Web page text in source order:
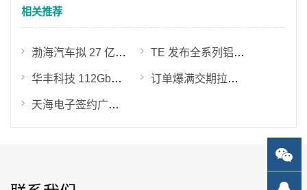
相关推荐
渤海汽车拟 27 亿元收购莱尼线束等核心股权 加码新能源线束与零部件一体化布局 TE 发布全系列铝代铜高压连接器 加速 800V 轻量化规模化落地
华丰科技 112Gbps 高速连接器实现量产交付 224Gbps 产品验证提速 订单爆满交期拉长！800V 高压线束迎来行业紧缺潮，ICH 深圳展助力产业链破局
天海电子签约广州花都汽车连接器生产基地 华南一体化制造布局落地